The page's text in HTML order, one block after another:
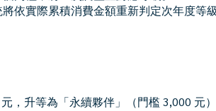
依實際累積消費金額重新判定次年度等
，升等為「永續夥伴」（門檻 3,000 元